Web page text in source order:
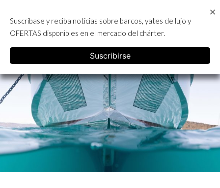
content
ALQUILER DE YATES EN IBIZA
Suscríbase y reciba noticias sobre barcos, yates de lujo y
OFERTAS disponibles en el mercado del chárter.
Suscribirse